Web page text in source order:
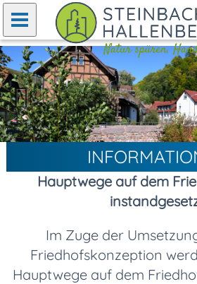
Zurück
Hauptwege auf dem
Im Zuge der
Friedhofskonzeption
Hauptwege auf dem